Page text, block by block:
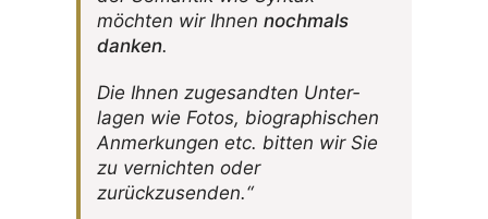
möchten wir Ihnen noch­mals
danken.
Die Ihnen zuge­sandten Unter­
lagen wie Fotos, biogra­phi­schen
Anmer­kungen etc. bitten wir Sie
zu vernichten oder
zurückzusenden.“